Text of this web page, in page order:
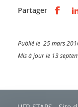
Partager
Publié le 25 mars
Mis à jour le 13